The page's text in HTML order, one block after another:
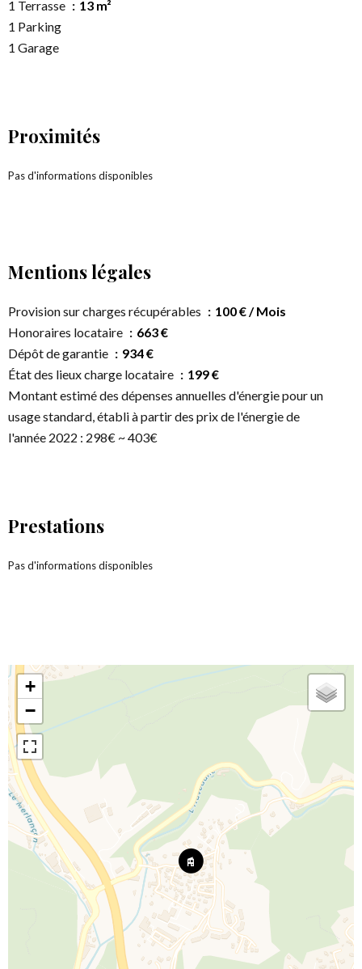
1 Terrasse
13 m²
1 Parking
1 Garage
Proximités
Pas d'informations disponibles
Mentions légales
Provision sur charges récupérables
100 € / Mois
Honoraires locataire
663 €
Dépôt de garantie
934 €
État des lieux charge locataire
199 €
Montant estimé des dépenses annuelles d'énergie pour un
usage standard, établi à partir des prix de l'énergie de
l'année 2022 : 298€ ~ 403€
Prestations
Pas d'informations disponibles
+
−